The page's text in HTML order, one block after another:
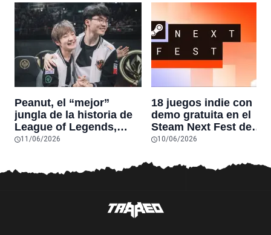
Peanut, el “mejor”
jungla de la historia de
League of Legends,
pone fin a su carrera
stream
11/06/2026
18 juegos indie con
demo gratuita en el
Steam Next Fest de
junio de 2026 que no te
10/06/2026